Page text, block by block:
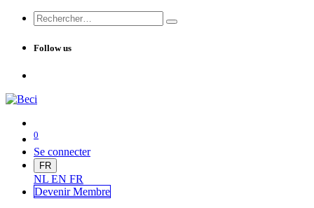
Follow us
0
Se connecter
FR
NL EN FR
Devenir Membre